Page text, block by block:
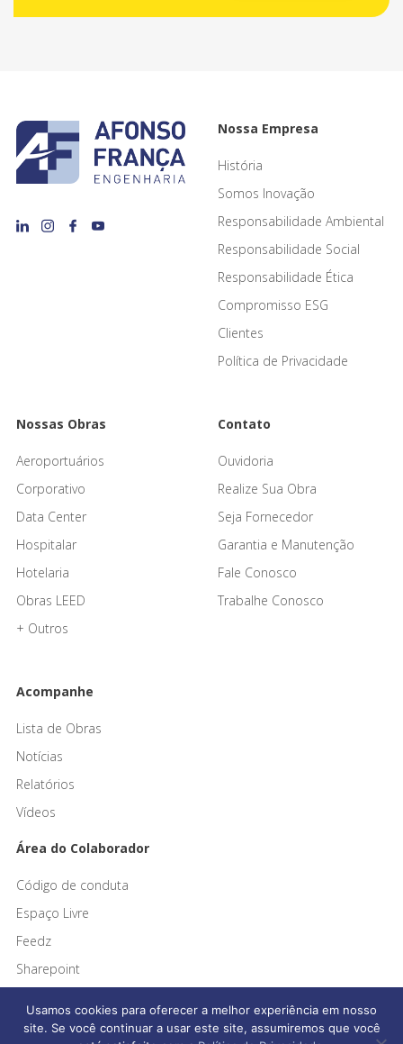
Nossa Empresa
História
Somos Inovação
Responsabilidade Ambiental
Responsabilidade Social
Responsabilidade Ética
Compromisso ESG
Clientes
Política de Privacidade
Nossas Obras
Aeroportuários
Corporativo
Data Center
Hospitalar
Hotelaria
Obras LEED
+ Outros
Contato
Ouvidoria
Realize Sua Obra
Seja Fornecedor
Garantia e Manutenção
Fale Conosco
Trabalhe Conosco
Acompanhe
Lista de Obras
Notícias
Relatórios
Vídeos
Área do Colaborador
Código de conduta
Espaço Livre
Feedz
Sharepoint
Usamos cookies para oferecer a melhor experiência em nosso
site. Se você continuar a usar este site, assumiremos que você